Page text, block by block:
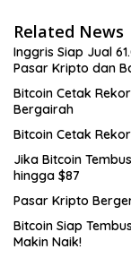
Related News
Inggris Siap Jual
Pasar Kripto dan
Bitcoin Cetak
Bergairah
Bitcoin Cetak
Jika Bitcoin
hingga $87
Pasar Kripto
Bitcoin Siap
Makin Naik!